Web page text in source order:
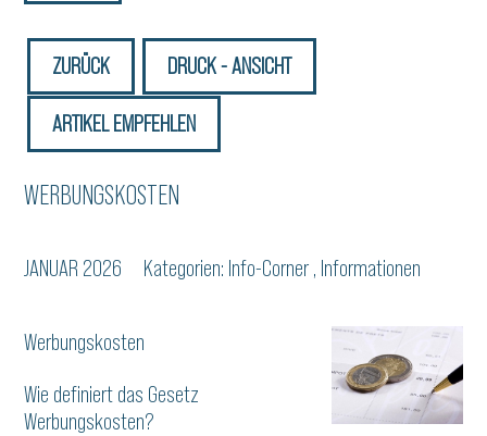
ZURÜCK DRUCK - ANSICHT
ARTIKEL EMPFEHLEN
WERBUNGSKOSTEN
JANUAR 2026 Kategorien: Info-Corner , Informationen
Werbungskosten
Wie definiert das Gesetz
Werbungskosten?